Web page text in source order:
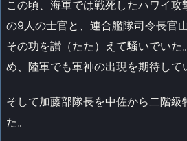
この頃、海軍では戦死したハワイ攻
の9人の士官と、連合艦隊司令長官
その功を讃（たた）えて騒いでいた
め、陸軍でも軍神の出現を期待して
そして加藤部隊長を中佐から二階級
た。